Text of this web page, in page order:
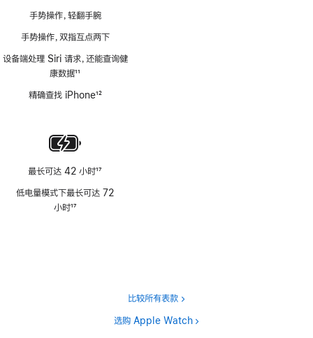
手势操作，轻翻手腕
手势操作，双指互点两下
设备端处理 Siri 请求，还能查询健
康数据11
精确查找 iPhone12
最长可达 42 小时17
低电量模式下最长可达 72
小时17
比较所有表款
选购 Apple Watch